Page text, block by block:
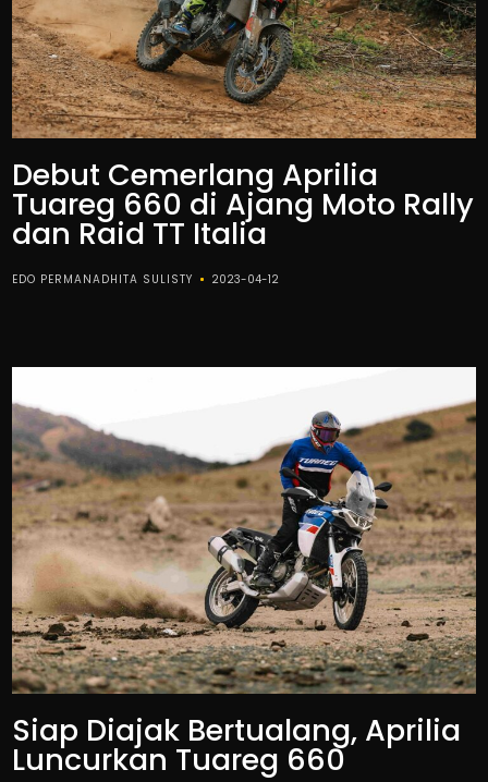
Debut Cemerlang Aprilia
Tuareg 660 di Ajang Moto Rally
dan Raid TT Italia
EDO PERMANADHITA SULISTY 2023-04-12
Siap Diajak Bertualang, Aprilia
Luncurkan Tuareg 660